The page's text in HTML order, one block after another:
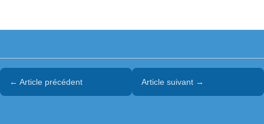
← Article précédent Article suivant →